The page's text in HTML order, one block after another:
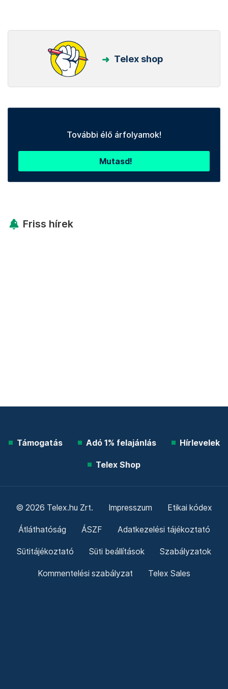
Telex shop
További élő árfolyamok!
Mutasd!
Friss hírek
Támogatás Adó 1% felajánlás Hírlevelek
Telex Shop
© 2026 Telex.hu Zrt. Impresszum Etikai kódex
Átláthatóság ÁSZF Adatkezelési tájékoztató
Sütitájékoztató Süti beállítások Szabályzatok
Kommentelési szabályzat Telex Sales